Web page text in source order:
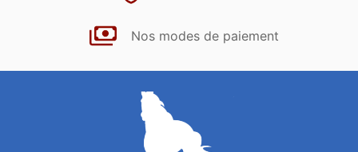
Nos modes de paiement